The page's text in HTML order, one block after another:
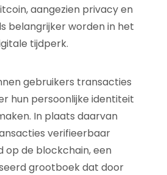
aangezien privacy en
belangrijker worden in het
tijdperk.
gebruikers transacties
hun persoonlijke identiteit
In plaats daarvan
verifieerbaar
op de blockchain, een
grootboek dat door